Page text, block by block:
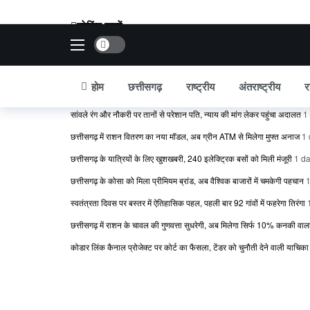
ब्रेकिंग खबरें
छत्तीसगढ़ में 24 IFS अधिकारियों का तबादला, रायपुर से बस्तर तक बदले DFO और
शनि गोचर 2027: मेष राशि में प्रवेश करते ही बदलेगा इन राशियों का भाग्य, जानें
इंदिरा गांधी कृषि विश्वविद्यालय का बड़ा फैसला, रिटायर्ड कर्मचारियों का DA 55%
सांवले रंग और नौकरी पर तानों से परेशान पति, न्याय की मांग लेकर पहुंचा अदालत
छत्तीसगढ़ में राशन वितरण का नया मॉडल, अब ग्रीन ATM से मिलेगा मुफ्त अनाज 1
छत्तीसगढ़ के यात्रियों के लिए खुशखबरी, 240 इलेक्ट्रिक बसों को मिली मंजूरी 1
छत्तीसगढ़ के कोसा को मिला प्रीमियम ब्रांड, अब वैश्विक बाजारों में चमकेगी पहचान
स्वतंत्रता दिवस पर बस्तर में ऐतिहासिक पहल, पहली बार 92 गांवों में फहरेगा तिरंगा
छत्तीसगढ़ में राशन के चावल की गुणवत्ता सुधरेगी, अब मिलेगा सिर्फ 10% कनकी
कोडार लिंक कैनाल प्रोजेक्ट पर कोर्ट का फैसला, टेंडर को चुनौती देने वाली
Dark mode
होम छत्तीसगढ़ राष्ट्रीय अंतराष्ट्रीय